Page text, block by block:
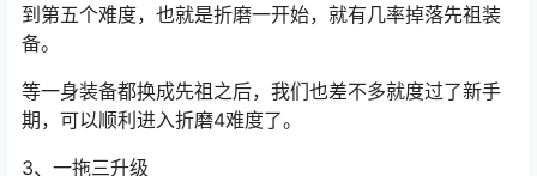
之后的很长一段时间，我们都要在大秘境里面度过。
新赛季雕文可以直接在大秘境里获取，不用再担心雕文不
齐的问题。
到第五个难度，也就是折磨一开始，就有几率掉落先祖装